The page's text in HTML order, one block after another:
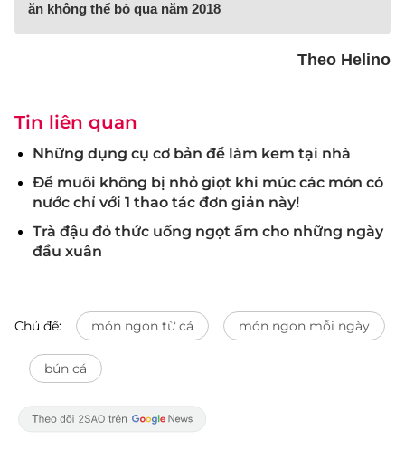
ăn không thể bỏ qua năm 2018
Theo Helino
Tin liên quan
Những dụng cụ cơ bản để làm kem tại nhà
Để muôi không bị nhỏ giọt khi múc các món có
nước chỉ với 1 thao tác đơn giản này!
Trà đậu đỏ thức uống ngọt ấm cho những ngày
đầu xuân
Chủ đề: món ngon từ cá món ngon mỗi ngày
bún cá